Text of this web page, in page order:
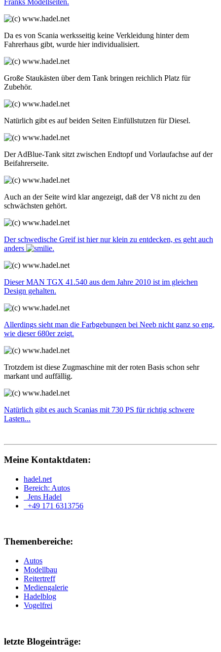
Franks Modellseiten.
Da es von Scania werksseitig keine Verkleidung hinter dem
Fahrerhaus gibt, wurde hier individualisiert.
Große Staukästen über dem Tank bringen reichlich Platz für
Zubehör.
Natürlich gibt es auf beiden Seiten Einfüllstutzen für Diesel.
Der AdBlue-Tank sitzt zwischen Endtopf und Vorlaufachse auf der
Beifahrerseite.
Auch an der Seite wird klar angezeigt, daß der V8 nicht zu den
schwächsten gehört.
Der schwedische Greif ist hier nur klein zu entdecken, es geht auch
anders
.
Dieser MAN TGX 41.540 aus dem Jahre 2010 ist im gleichen
Design gehalten.
Allerdings sieht man die Farbgebungen bei Neeb nicht ganz so eng,
wie dieser 680er zeigt.
Trotzdem ist diese Zugmaschine mit der roten Basis schon sehr
markant und auffällig.
Natürlich gibt es auch Scanias mit 730 PS für richtig schwere
Lasten...
Meine Kontaktdaten:
hadel.net
Bereich: Autos
Jens Hadel
+49 171 6313756
Themenbereiche:
Autos
Modellbau
Reitertreff
Mediengalerie
Hadelblog
Vogelfrei
letzte Blogeinträge: